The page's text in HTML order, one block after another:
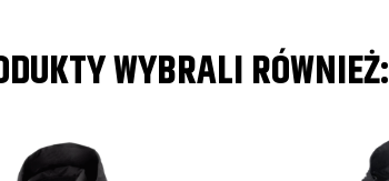
WYBRALI RÓWNIEŻ: